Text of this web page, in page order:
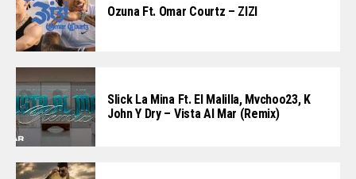
Ozuna Ft. Omar Courtz – ZIZI
Slick La Mina Ft. El Malilla, Mvchoo23, K
John Y Dry – Vista Al Mar (Remix)